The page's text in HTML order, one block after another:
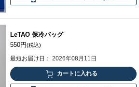
LeTAO 保冷バッグ
550円(税込)
最短お届け日： 2026年08月11日